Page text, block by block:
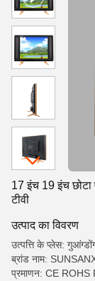
17 इंच 19 इंच छोटा
टीवी
उत्पाद का विवरण
उत्पत्ति के प्लेस:
ब्रांड नाम:
प्रमाणन: CE ROHS